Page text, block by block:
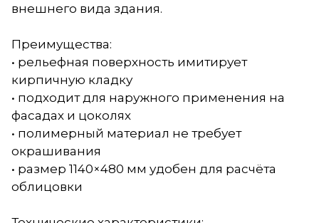
внешнего вида здания.
Преимущества:
• рельефная поверхность имитирует
кирпичную кладку
• подходит для наружного применения на
фасадах и цоколях
• полимерный материал не требует
окрашивания
• размер 1140×480 мм удобен для расчёта
облицовки